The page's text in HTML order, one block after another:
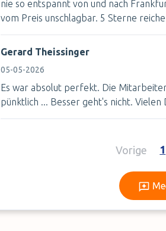
nie so entspannt von und nach
vom Preis unschlagbar. 5 Sterne
Gerard Theissinger
05-05-2026
Es war absolut perfekt. Die
pünktlich ... Besser geht's nicht. Vielen
Vorige 1